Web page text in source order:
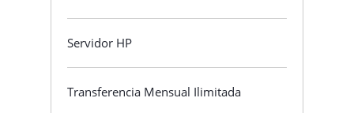
Servidor HP
Transferencia Mensual Ilimitada